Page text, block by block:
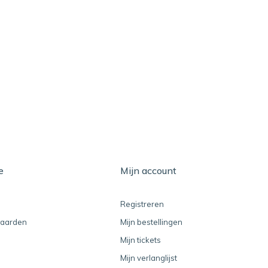
Mijn account
Registreren
Mijn bestellingen
Mijn tickets
Mijn verlanglijst